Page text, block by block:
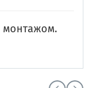
монтажом.